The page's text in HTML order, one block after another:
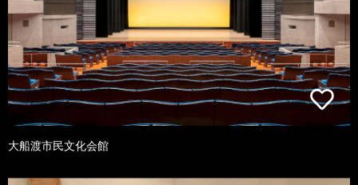
大船渡市民文化会館